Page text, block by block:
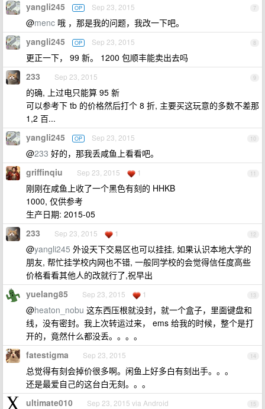
7
yangli245 OP Sep 23, 2015
@menc 哦 ，那是我的问题，我改一下吧。
8
yangli245 OP Sep 23, 2015
更正一下， 99 新。 1200 包顺丰能卖出去吗
9
233 Sep 23, 2015
的确, 上过电只能算 95 新
可以参考下 tb 的价格然后打个 8 折, 主要买这玩意的多数不差那
1,2 百...
10
yangli245 OP Sep 23, 2015
@233 好的，那我丢咸鱼上看看吧。
11
griffinqiu Sep 23, 2015 1
刚刚在咸鱼上收了一个黑色有刻的 HHKB
1000, 仅供参考
生产日期: 2015-05
12
233 Sep 23, 2015 1
@yangli245 外设天下交易区也可以挂挂, 如果认识本地大学的
朋友, 帮忙挂学校内网也不错, 一般同学校的会觉得信任度高些
价格看看其他人的改就行了,祝早出
13
yuelang85 Sep 23, 2015 1
@heaton_nobu 这东西压根就没封，就一个盒子，里面键盘和
线，没有密封。我上次转运过来， ems 给我的时候，整个是打
开的，竟然什么都没丢。。。。
14
fatestigma Sep 23, 2015
总觉得有刻会掉价很多啊。闲鱼上好多白有刻出手。。。
还是最爱自己的这台白无刻。。。
15
ultimate010 Sep 23, 2015 via Android